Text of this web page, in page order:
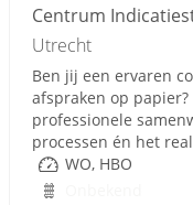
Centrum
Utrecht
Ben jij een ervaren
afspraken op
professionele
processen én het
WO, HBO